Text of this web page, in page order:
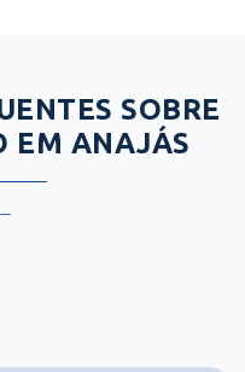
SOBRE
EM ANAJÁS